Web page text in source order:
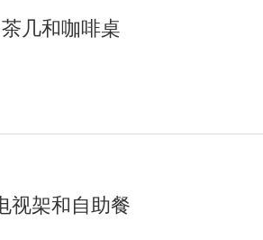
茶几和咖啡桌
视架和自助餐